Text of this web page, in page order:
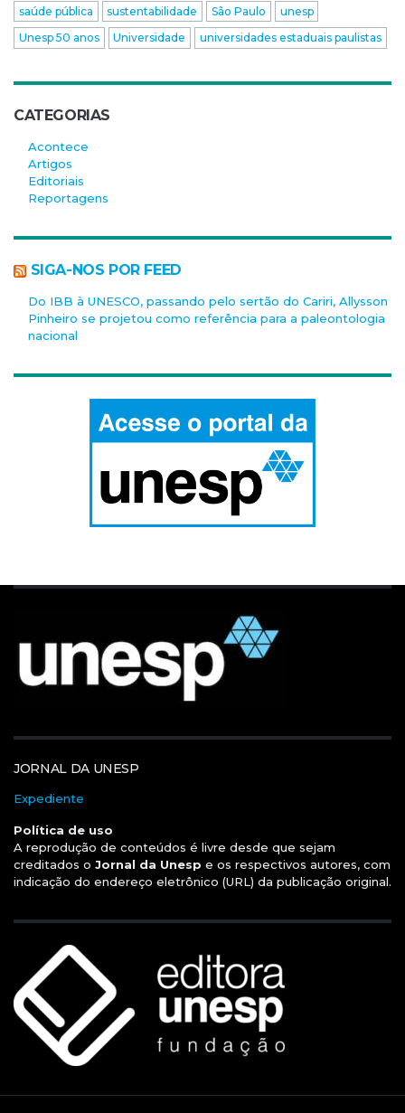
saúde pública
sustentabilidade São Paulo
unesp
Unesp 50 anos
Universidade universidades estaduais paulistas
CATEGORIAS
Acontece
Artigos
Editoriais
Reportagens
SIGA-NOS POR FEED
Do IBB à UNESCO, passando pelo sertão do Cariri, Allysson
Pinheiro se projetou como referência para a paleontologia
nacional
JORNAL DA UNESP
Expediente
Política de uso
A reprodução de conteúdos é livre desde que sejam
creditados o Jornal da Unesp e os respectivos autores, com
indicação do endereço eletrônico (URL) da publicação original.